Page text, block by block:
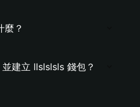
麼？
建立 llslslsls 錢包？